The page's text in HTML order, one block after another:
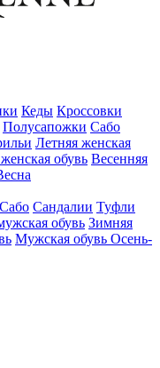
Кеды Кроссовки
Полусапожки Сабо
Летняя женская
обувь Весенняя
Сабо Сандалии Туфли
обувь Зимняя
Мужская обувь Осень-